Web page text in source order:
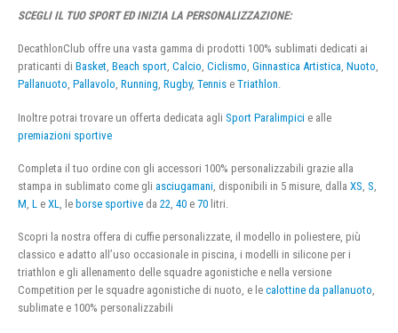
SCEGLI IL TUO SPORT ED INIZIA LA PERSONALIZZAZIONE:
DecathlonClub offre una vasta gamma di prodotti 100% sublimati dedicati ai
praticanti di Basket, Beach sport, Calcio, Ciclismo, Ginnastica Artistica, Nuoto,
Pallanuoto, Pallavolo, Running, Rugby, Tennis e Triathlon.
Inoltre potrai trovare un offerta dedicata agli Sport Paralimpici e alle
premiazioni sportive
Completa il tuo ordine con gli accessori 100% personalizzabili grazie alla
stampa in sublimato come gli asciugamani , disponibili in 5 misure, dalla XS S
M L e XL , le borse sportive da 22 40 e 70 litri.
Scopri la nostra offera di cuffie personalizzate, il modello in poliestere, più
classico e adatto all’uso occasionale in piscina, i modelli in silicone per i
triathlon e gli allenamento delle squadre agonistiche e nella versione
Competition per le squadre agonistiche di nuoto, e le calottine da pallanuoto,
sublimate e 100% personalizzabili